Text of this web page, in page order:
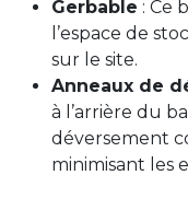
Gerbable : Ce
l’espace de
sur le site.
Anneaux de
à l’arrière du
déversement
minimisant les